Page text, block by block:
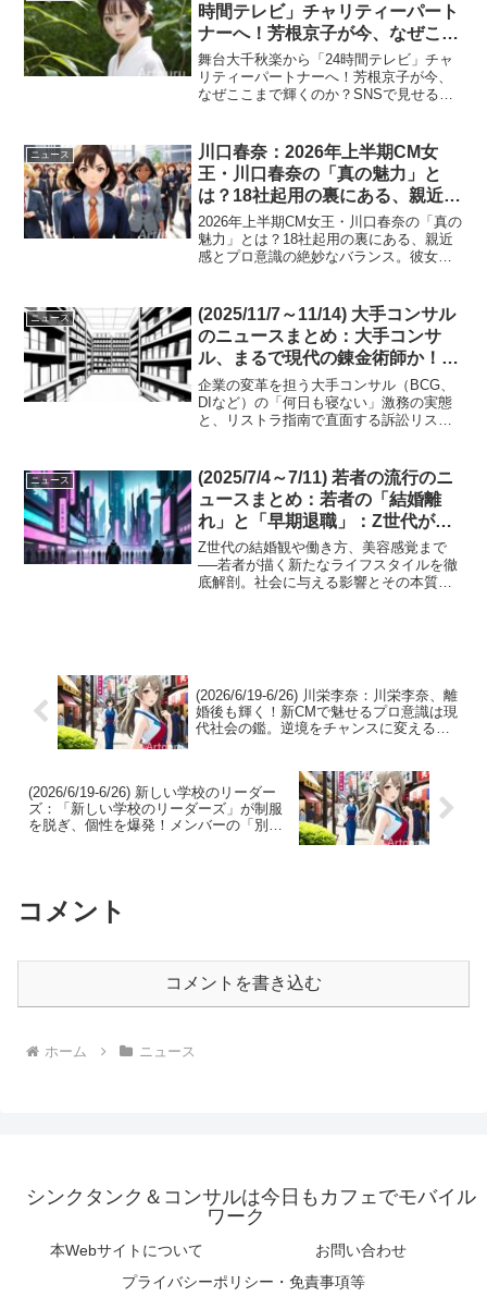
時間テレビ」チャリティーパート
ナーへ！芳根京子が今、なぜここ
まで輝くのか？SNSで見せる意外
な素顔やファッションまで、その
魅力の深層に迫る！(2026/7/17-
舞台大千秋楽から「24時間テレビ」チャ
リティーパートナーへ！芳根京子が今、
なぜここまで輝くのか？SNSで見せる意
んの活躍が多方面で光り輝いています。
主演舞台の大千秋楽...
ニュース
川口春奈：2026年上半期CM女
王・川口春奈の「真の魅力」と
は？18社起用の裏にある、親近感
とプロ意識の絶妙なバランス。彼
女が選ばれ続ける理由を徹底分析
します。(2026/7/10-7/17)
2026年上半期CM女王・川口春奈の「真の
魅力」とは？18社起用の裏にある、親近
感とプロ意識の絶妙なバランス。彼女が
として、常に第一線を走り続ける川口春
奈さん。その...
ニュース
(2025/11/7～11/14) 大手コンサル
のニュースまとめ：大手コンサ
ル、まるで現代の錬金術師か！？
激務の先に見据えるは、企業の変
革か、はたまた訴訟リスクか。そ
の「指南」の代償は、時に泥沼。
企業の変革を担う大手コンサル（BCG、
DIなど）の「何日も寝ない」激務の実態
と、リストラ指南で直面する訴訟リスク
す。
ニュース
(2025/7/4～7/11) 若者の流行のニ
ュースまとめ：若者の「結婚離
れ」と「早期退職」：Z世代が描
く新たなライフスタイルとは？
Z世代の結婚観や働き方、美容感覚まで
──若者が描く新たなライフスタイルを徹
底解剖。社会に与える影響とその本質に
(2026/6/19-6/26) 川栄李奈：川栄李奈、離
婚後も輝く！新CMで魅せるプロ意識は現
代社会の鑑。逆境をチャンスに変える彼
(2026/6/19-6/26) 新しい学校のリーダー
ズ：「新しい学校のリーダーズ」が制服
を脱ぎ、個性を爆発！メンバーの「別人
コメント
コメントを書き込む
ホーム ニュース
シンクタンク＆コンサルは今日もカフェでモバイル
ワーク
本Webサイトについて
お問い合わせ
プライバシーポリシー・免責事項等